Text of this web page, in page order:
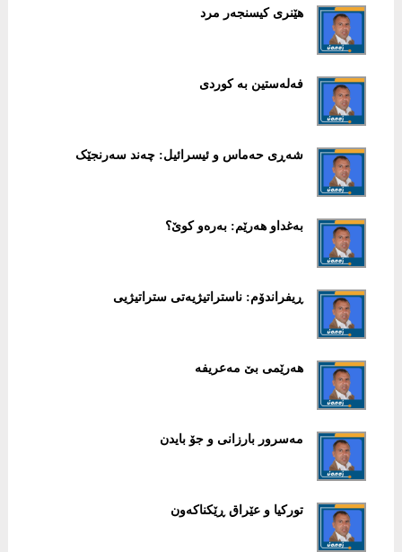
هێنری کیسنجەر مرد
فەلەستین بە کوردی
شەڕی حەماس و ئیسرائیل: چەند سەرنجێک
بەغداو هەرێم: بەرەو کوێ؟
ڕیفراندۆم: ناستراتیژیەتی ستراتیژیی
هەرێمی بێ مەعریفە
مەسرور بارزانی و جۆ بایدن
تورکیا و عێراق ڕێکناکەون